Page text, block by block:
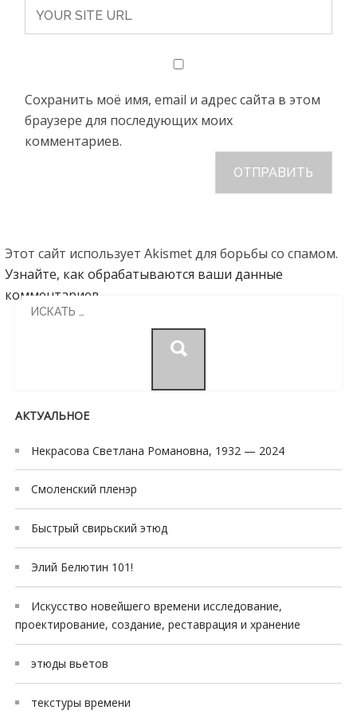
Сохранить моё имя, email и адрес сайта в этом
браузере для последующих моих
комментариев.
Этот сайт использует Akismet для борьбы со спамом.
Узнайте, как обрабатываются ваши данные
комментариев
АКТУАЛЬНОЕ
Некрасова Светлана Романовна, 1932 — 2024
Смоленский пленэр
Быстрый свирьский этюд
Элий Белютин 101!
Искусство новейшего времени исследование,
проектирование, создание, реставрация и хранение
этюды вьетов
текстуры времени